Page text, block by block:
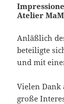
Atelier
Anläßlich
beteiligte
und mit
Vielen Dank
große